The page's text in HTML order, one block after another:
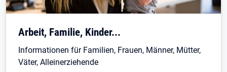
Arbeit, Familie, Kinder...
Informationen für Familien, Frauen, Männer, Mütter,
Väter, Alleinerziehende